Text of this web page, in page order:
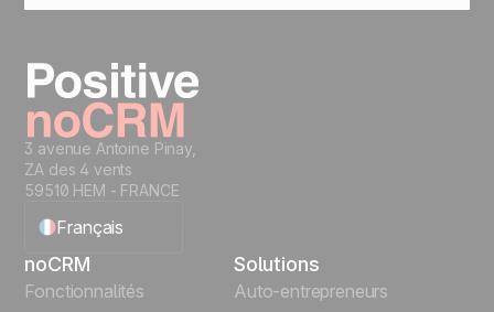
3 avenue Antoine Pinay,
ZA des 4 vents
59510 HEM - FRANCE
Français
English
noCRM
Fonctionnalités
Solutions
Auto-entrepreneurs